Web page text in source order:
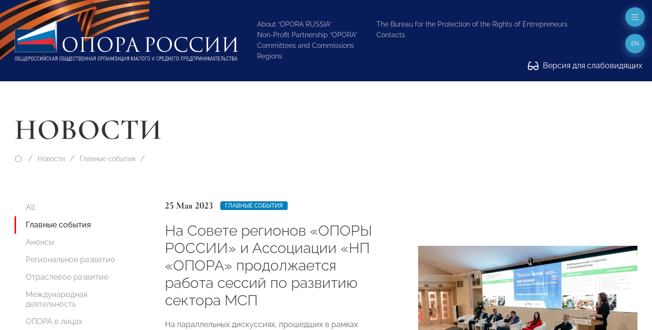
About “OPORA RUSSIA”
Non-Profit Partnership “OPORA”
Committees and Commissions
Regions
The Bureau for the Protection of the Rights of Entrepreneurs
Contacts
Версия для слабовидящих
EN
НОВОСТИ
Новости Главные события
All
Главные события
Анонсы
Региональное развитие
Отраслевое развитие
Международная
деятельность
ОПОРА в лицах
25 Мая 2023 ГЛАВНЫЕ СОБЫТИЯ
На Совете регионов «ОПОРЫ
РОССИИ» и Ассоциации «НП
«ОПОРА» продолжается
работа сессий по развитию
сектора МСП
На параллельных дискуссиях, прошедших в рамках